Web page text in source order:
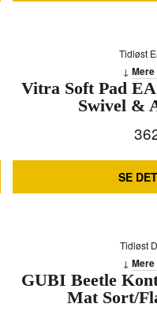
Tidløst
Vitra Soft Pad
Swivel &
SE
Tidløst
GUBI Beetle
Mat Sort/